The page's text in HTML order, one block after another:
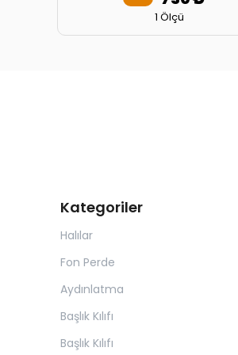
1 Ölçü
Kategoriler
Halılar
Fon Perde
Aydınlatma
Başlık Kılıfı
Başlık Kılıfı